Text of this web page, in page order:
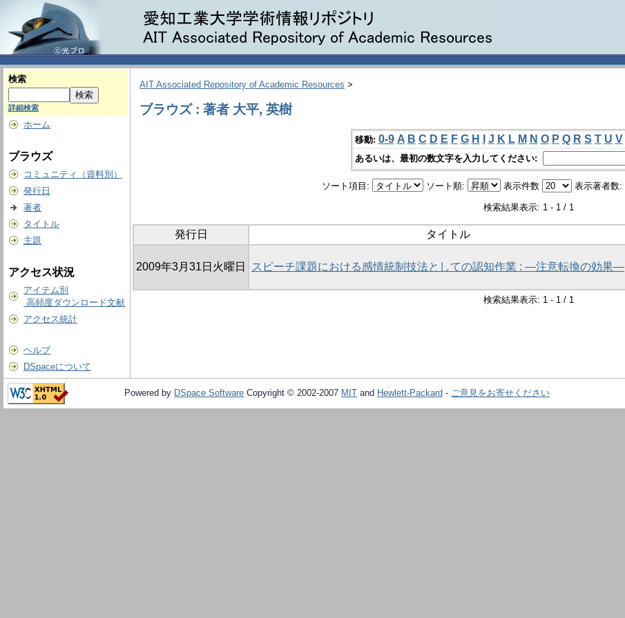
検索
詳細検索
ホーム
ブラウズ
コミュニティ（資料別）
発行日
著者
タイトル
主題
アクセス状況
アイテム別
高頻度ダウンロード文献
アクセス統計
ヘルプ
DSpaceについて
AIT Associated Repository of Academic Resources >
ブラウズ : 著者 大平, 英樹
移動: 0-9 A B C D E F G H J K L M N O P Q R S T U V
あるいは、最初の数文字を入力してください:
ソート項目: ソート順: 表示件数 表示著者数:
検索結果表示: 1 - 1 / 1
発行日 タイトル
2009年3月31日火曜日 スピーチ課題における感情統制技法としての認知作業 : ―注意転換の効果―
検索結果表示: 1 - 1 / 1
Powered by DSpace Software Copyright © 2002-2007 MIT and Hewlett-Packard - ご意見をお寄せください